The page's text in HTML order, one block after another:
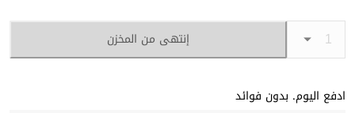
إنتهى من المخزن
ادفع اليوم. بدون فوائد